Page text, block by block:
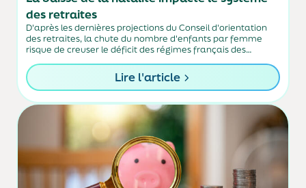
des retraites
D'après les dernières projections du Conseil d'orientation
des retraites, la chute du nombre d'enfants par femme
risque de creuser le déficit des régimes français des
Lire l'article